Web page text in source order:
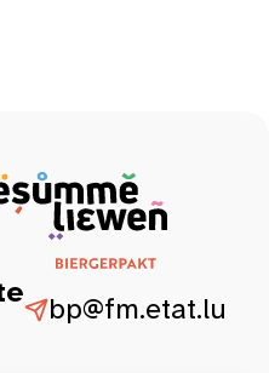
bp@fm.etat.lu